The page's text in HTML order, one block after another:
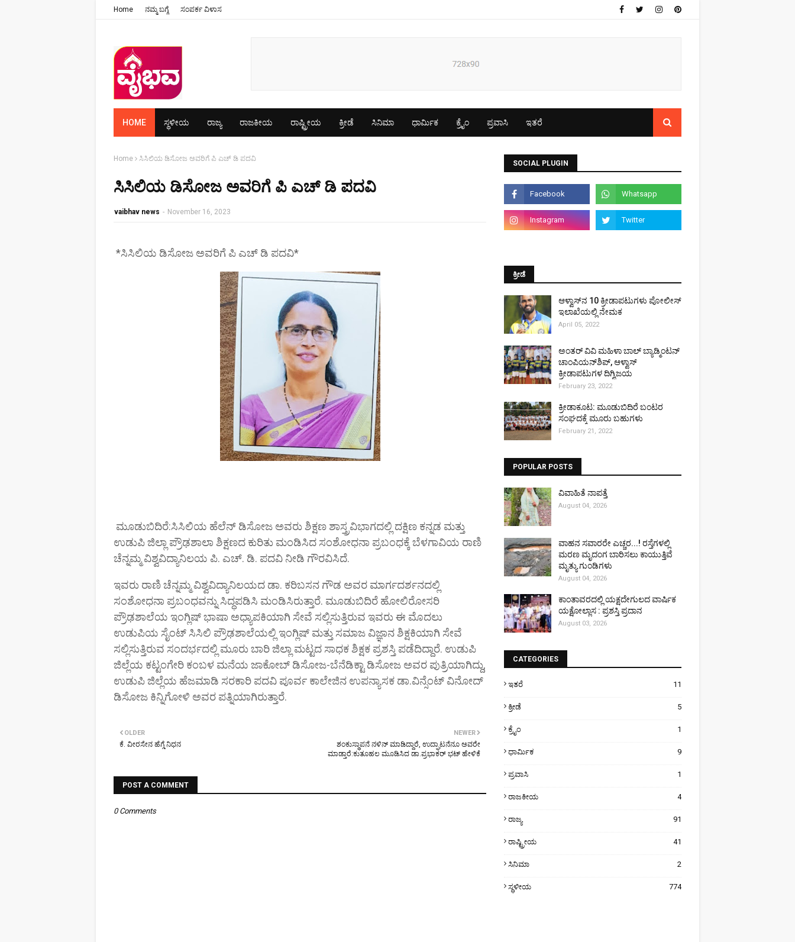
Home ನಮ್ಮ ಬಗ್ಗೆ ಸಂಪರ್ಕ ವಿಳಾಸ
HOME ಸ್ಥಳೀಯ ರಾಜ್ಯ ರಾಜಕೀಯ ರಾಷ್ಟ್ರೀಯ ಕ್ರೀಡೆ ಸಿನಿಮಾ ಧಾರ್ಮಿಕ ಕ್ರೈಂ ಪ್ರವಾಸಿ ಇತರೆ
Home ಸಿಸಿಲಿಯ ಡಿಸೋಜ ಅವರಿಗೆ ಪಿ ಎಚ್ ಡಿ ಪದವಿ
ಸಿಸಿಲಿಯ ಡಿಸೋಜ ಅವರಿಗೆ ಪಿ ಎಚ್ ಡಿ ಪದವಿ
vaibhav news - November 16, 2023
*ಸಿಸಿಲಿಯ ಡಿಸೋಜ ಅವರಿಗೆ ಪಿ ಎಚ್ ಡಿ ಪದವಿ*
ಮೂಡುಬಿದಿರೆ:ಸಿಸಿಲಿಯ ಹೆಲೆನ್ ಡಿಸೋಜ ಅವರು ಶಿಕ್ಷಣ ಶಾಸ್ತ್ರವಿಭಾಗದಲ್ಲಿ ದಕ್ಷಿಣ ಕನ್ನಡ ಮತ್ತು
ಉಡುಪಿ ಜಿಲ್ಲಾ ಪ್ರೌಢಶಾಲಾ ಶಿಕ್ಷಣದ ಕುರಿತು ಮಂಡಿಸಿದ ಸಂಶೋಧನಾ ಪ್ರಬಂಧಕ್ಕೆ ಬೆಳಗಾವಿಯ ರಾಣಿ
ಚೆನ್ನಮ್ಮ ವಿಶ್ವವಿದ್ಯಾನಿಲಯ ಪಿ. ಎಚ್. ಡಿ. ಪದವಿ ನೀಡಿ ಗೌರವಿಸಿದೆ.
ಇವರು ರಾಣಿ ಚೆನ್ನಮ್ಮ ವಿಶ್ವವಿದ್ಯಾನಿಲಯದ ಡಾ. ಕರಿಬಸನ ಗೌಡ ಅವರ ಮಾರ್ಗದರ್ಶನದಲ್ಲಿ
ಸಂಶೋಧನಾ ಪ್ರಬಂಧವನ್ನು ಸಿದ್ಧಪಡಿಸಿ ಮಂಡಿಸಿರುತ್ತಾರೆ. ಮೂಡುಬಿದಿರೆ ಹೋಲಿರೋಸರಿ
ಪ್ರೌಢಶಾಲೆಯ ಇಂಗ್ಲಿಷ್ ಭಾಷಾ ಅಧ್ಯಾಪಕಿಯಾಗಿ ಸೇವೆ ಸಲ್ಲಿಸುತ್ತಿರುವ ಇವರು ಈ ಮೊದಲು
ಉಡುಪಿಯ ಸೈಂಟ್ ಸಿಸಿಲಿ ಪ್ರೌಢಶಾಲೆಯಲ್ಲಿ ಇಂಗ್ಲಿಷ್ ಮತ್ತು ಸಮಾಜ ವಿಜ್ಞಾನ ಶಿಕ್ಷಕಿಯಾಗಿ ಸೇವೆ
ಸಲ್ಲಿಸುತ್ತಿರುವ ಸಂದರ್ಭದಲ್ಲಿ ಮೂರು ಬಾರಿ ಜಿಲ್ಲಾ ಮಟ್ಟದ ಸಾಧಕ ಶಿಕ್ಷಕ ಪ್ರಶಸ್ತಿ ಪಡೆದಿದ್ದಾರೆ. ಉಡುಪಿ
ಜಿಲ್ಲೆಯ ಕಟ್ಟಂಗೇರಿ ಕಂಬಳ ಮನೆಯ ಜಾಕೋಬ್ ಡಿಸೋಜ-ಬೆನೆಡಿಕ್ಟಾ ಡಿಸೋಜ ಅವರ ಪುತ್ರಿಯಾಗಿದ್ದು,
ಉಡುಪಿ ಜಿಲ್ಲೆಯ ಹೆಜಮಾಡಿ ಸರಕಾರಿ ಪದವಿ ಪೂರ್ವ ಕಾಲೇಜಿನ ಉಪನ್ಯಾಸಕ ಡಾ.ವಿನ್ಸೆಂಟ್ ವಿನೋದ್
ಡಿಸೋಜ ಕಿನ್ನಿಗೋಳಿ ಅವರ ಪತ್ನಿಯಾಗಿರುತ್ತಾರೆ.
NEWER
ಶಂಕುಸ್ಥಾಪನೆ ನಳಿನ್ ಮಾಡಿದ್ದಾರೆ, ಉದ್ಘಾಟನೆನೂ ಅವರೇ
ಮಾಡ್ತಾರೆ:ಕುತೂಹಲ ಮೂಡಿಸಿದ ಡಾ.ಪ್ರಭಾಕರ್ ಭಟ್ ಹೇಳಿಕೆ
OLDER
ಕೆ. ವೀರಸೇನ ಹೆಗ್ಡೆ ನಿಧನ
POST A COMMENT
0 Comments
SOCIAL PLUGIN
ಕ್ರೀಡೆ
ಆಳ್ವಾಸ್‌ನ 10 ಕ್ರೀಡಾಪಟುಗಳು ಪೋಲೀಸ್
ಇಲಾಖೆಯಲ್ಲಿ ನೇಮಕ
April 05, 2022
ಅಂತರ್ ವಿವಿ ಮಹಿಳಾ ಬಾಲ್ ಬ್ಯಾಡ್ಮಿಂಟನ್
ಚಾಂಪಿಯನ್‌ಶಿಪ್, ಆಳ್ವಾಸ್
ಕ್ರೀಡಾಪಟುಗಳ ದಿಗ್ವಿಜಯ
February 23, 2022
ಕ್ರೀಡಾಕೂಟ: ಮೂಡುಬಿದಿರೆ ಬಂಟರ
ಸಂಘದಕ್ಕೆ ಮೂರು ಬಹುಗಳು
February 21, 2022
POPULAR POSTS
ವಿವಾಹಿತೆ ನಾಪತ್ತೆ
August 04, 2026
ವಾಹನ ಸವಾರರೇ ಎಚ್ಚರ...! ರಸ್ತೆಗಳಲ್ಲಿ
ಮರಣ ಮೃದಂಗ ಬಾರಿಸಲು ಕಾಯುತ್ತಿವೆ
ಮೃತ್ಯು ಗುಂಡಿಗಳು
August 04, 2026
ಕಾಂತಾವರದಲ್ಲಿ ಯಕ್ಷದೇಗುಲದ ವಾರ್ಷಿಕ
ಯಕ್ಷೋಲ್ಲಾಸ : ಪ್ರಶಸ್ತಿ ಪ್ರದಾನ
August 03, 2026
CATEGORIES
ಇತರೆ 11
ಕ್ರೀಡೆ 5
ಕ್ರೈಂ 1
ಧಾರ್ಮಿಕ 9
ಪ್ರವಾಸಿ 1
ರಾಜಕೀಯ 4
ರಾಜ್ಯ 91
ರಾಷ್ಟ್ರೀಯ 41
ಸಿನಿಮಾ 2
ಸ್ಥಳೀಯ 774